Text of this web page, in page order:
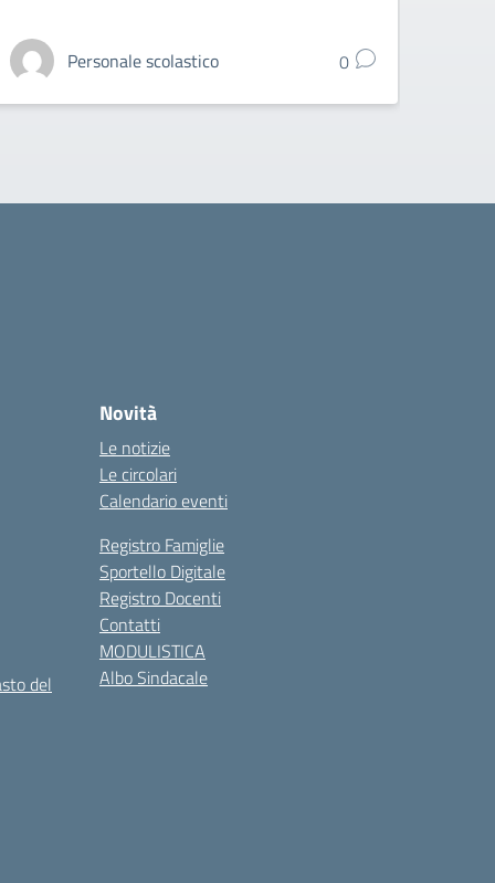
Personale scolastico 0
del
Novità
Le notizie
Le circolari
Calendario eventi
Registro Famiglie
Sportello Digitale
Registro Docenti
Contatti
MODULISTICA
Albo Sindacale